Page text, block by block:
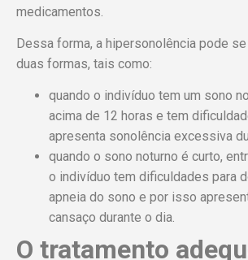
medicamentos.
Dessa forma, a hipersonolência pode
duas formas, tais como:
quando o indivíduo tem um sono
acima de 12 horas e tem
apresenta sonolência excessiva
quando o sono noturno é curto,
o indivíduo tem dificuldades para
apneia do sono e por isso
cansaço durante o dia.
O tratamento